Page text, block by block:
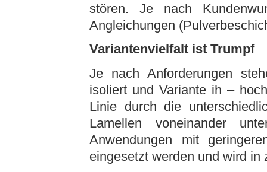
stören. Je nach
Angleichungen
Variantenvielfalt ist Trumpf
Je nach Anforderungen
isoliert und Variante ih ­–
Linie durch die
Lamellen voneinander
Anwendungen mit
eingesetzt werden und wird